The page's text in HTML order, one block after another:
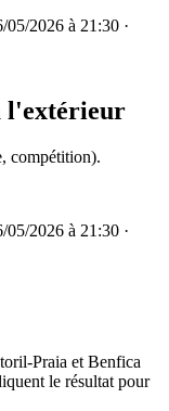
05/2026 à 21:30 ·
l'extérieur
compétition).
05/2026 à 21:30 ·
Praia et Benfica
le résultat pour